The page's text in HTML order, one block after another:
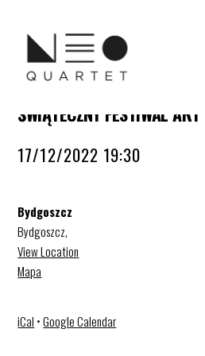
ŚWIĄTECZNY FESTIWAL
17/12/2022 19:30
Bydgoszcz
Bydgoszcz,
View Location
Mapa
iCal •Google Calendar